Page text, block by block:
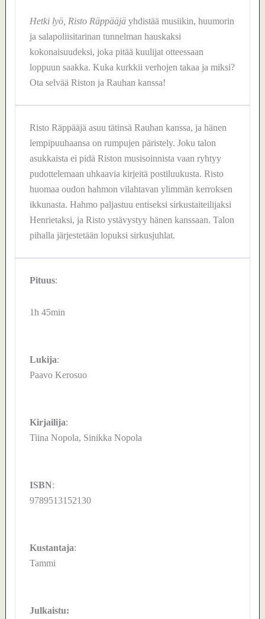
Hetki lyö, Risto Räppääjäyhdistää musiikin, huumorin
ja salapoliisitarinan tunnelman hauskaksi
kokonaisuudeksi, joka pitää kuulijat otteessaan
loppuun saakka. Kuka kurkkii verhojen takaa ja miksi?
Ota selvää Riston ja Rauhan kanssa!
Risto Räppääjä asuu tätinsä Rauhan kanssa, ja hänen
lempipuuhaansa on rumpujen päristely. Joku talon
asukkaista ei pidä Riston musisoinnista vaan ryhtyy
pudottelemaan uhkaavia kirjeitä postiluukusta. Risto
huomaa oudon hahmon vilahtavan ylimmän kerroksen
ikkunasta. Hahmo paljastuu entiseksi sirkustaiteilijaksi
Henrietaksi, ja Risto ystävystyy hänen kanssaan. Talon
pihalla järjestetään lopuksi sirkusjuhlat.
Pituus:
1h 45min
Lukija:
Paavo Kerosuo
Kirjailija:
Tiina Nopola, Sinikka Nopola
ISBN:
9789513152130
Kustantaja:
Tammi
Julkaistu: